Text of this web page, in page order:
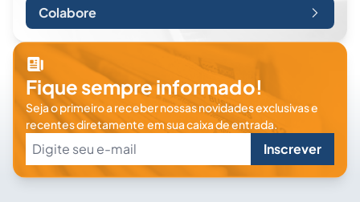
Colabore
Fique sempre informado!
Seja o primeiro a receber nossas novidades exclusivas e
recentes diretamente em sua caixa de entrada.
Inscrever